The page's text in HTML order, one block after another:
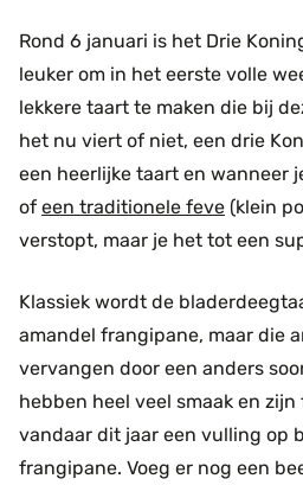
Rond 6 januari is het Drie
leuker om in het eerste volle
lekkere taart te maken die bij
het nu viert of niet, een drie
een heerlijke taart en wanneer
of een traditionele feve (klein
verstopt, maar je het tot een
Klassiek wordt de
amandel frangipane, maar die
vervangen door een anders
hebben heel veel smaak en
vandaar dit jaar een vulling op
frangipane. Voeg er nog een